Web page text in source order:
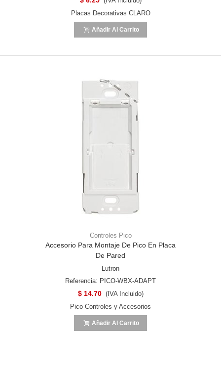
Placas Decorativas CLARO
Añadir Al Carrito
Controles Pico
Accesorio Para Montaje De Pico En Placa
De Pared
Lutron
Referencia: PICO-WBX-ADAPT
$ 14.70 (IVA Incluido)
Pico Controles y Accesorios
Añadir Al Carrito